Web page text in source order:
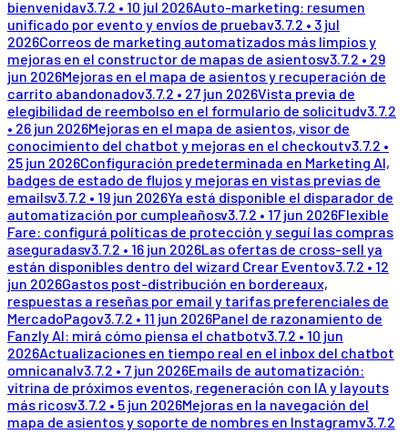
bienvenidav3.7.2 • 10 jul 2026Auto-marketing: resumen
unificado por evento y envíos de pruebav3.7.2 • 3 jul
2026Correos de marketing automatizados más limpios y
mejoras en el constructor de mapas de asientosv3.7.2 • 29
jun 2026Mejoras en el mapa de asientos y recuperación de
carrito abandonadov3.7.2 • 27 jun 2026Vista previa de
elegibilidad de reembolso en el formulario de solicitudv3.7.2
• 26 jun 2026Mejoras en el mapa de asientos, visor de
conocimiento del chatbot y mejoras en el checkoutv3.7.2 •
25 jun 2026Configuración predeterminada en Marketing AI,
badges de estado de flujos y mejoras en vistas previas de
emailsv3.7.2 • 19 jun 2026Ya está disponible el disparador de
automatización por cumpleañosv3.7.2 • 17 jun 2026Flexible
Fare: configurá políticas de protección y seguí las compras
aseguradasv3.7.2 • 16 jun 2026Las ofertas de cross-sell ya
están disponibles dentro del wizard Crear Eventov3.7.2 • 12
jun 2026Gastos post-distribución en bordereaux,
respuestas a reseñas por email y tarifas preferenciales de
MercadoPagov3.7.2 • 11 jun 2026Panel de razonamiento de
Fanzly AI: mirá cómo piensa el chatbotv3.7.2 • 10 jun
2026Actualizaciones en tiempo real en el inbox del chatbot
omnicanalv3.7.2 • 7 jun 2026Emails de automatización:
vitrina de próximos eventos, regeneración con IA y layouts
más ricosv3.7.2 • 5 jun 2026Mejoras en la navegación del
mapa de asientos y soporte de nombres en Instagramv3.7.2